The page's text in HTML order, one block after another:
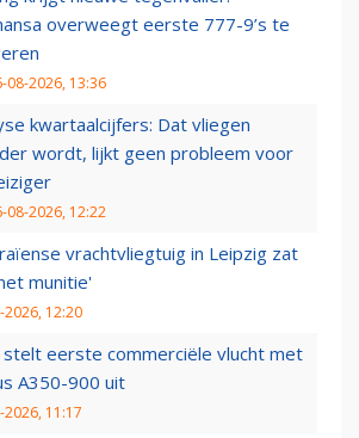
overweegt eerste 777-9’s te
08-2026, 13:36
kwartaalcijfers: Dat vliegen
wordt, lijkt geen probleem voor
08-2026, 12:22
vrachtvliegtuig in Leipzig zat
munitie'
2026, 12:20
stelt eerste commerciële vlucht met
A350-900 uit
2026, 11:17